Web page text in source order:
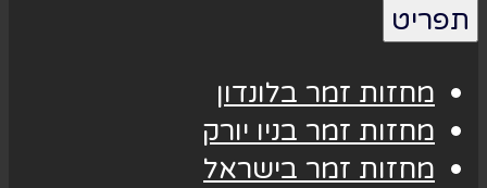
תפריט
מחזות זמר בלונדון
מחזות זמר בניו יורק
מחזות זמר בישראל